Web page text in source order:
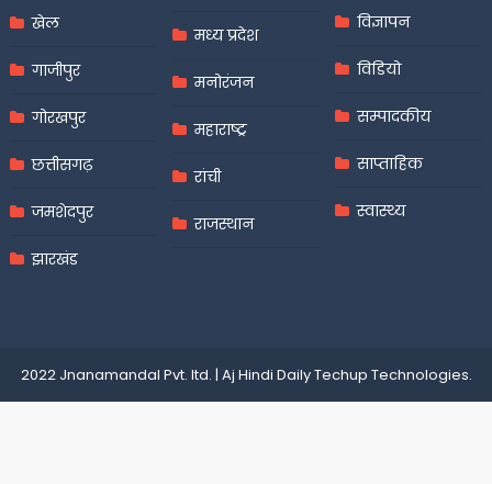
खेल
गाजीपुर
गोरखपुर
छत्तीसगढ़
जमशेदपुर
झारखंड
मध्य प्रदेश
मनोरंजन
महाराष्ट्र
रांची
राजस्थान
विज्ञापन
विडियो
सम्पादकीय
साप्ताहिक
स्वास्थ्य
2022 Jnanamandal Pvt. ltd. | Aj Hindi DailyTechup Technologies.